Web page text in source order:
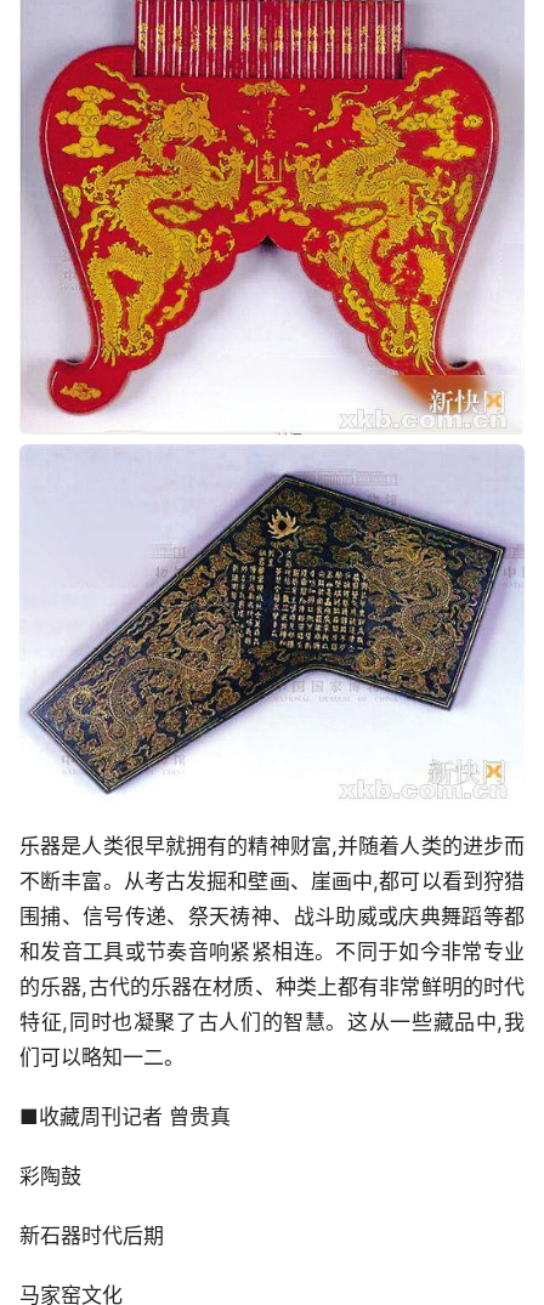
乐器是人类很早就拥有的精神财富,并随着人类的进步而
不断丰富。从考古发掘和壁画、崖画中,都可以看到狩猎
围捕、信号传递、祭天祷神、战斗助威或庆典舞蹈等都
和发音工具或节奏音响紧紧相连。不同于如今非常专业
的乐器,古代的乐器在材质、种类上都有非常鲜明的时代
特征,同时也凝聚了古人们的智慧。这从一些藏品中,我
们可以略知一二。
■收藏周刊记者 曾贵真
彩陶鼓
新石器时代后期
马家窑文化